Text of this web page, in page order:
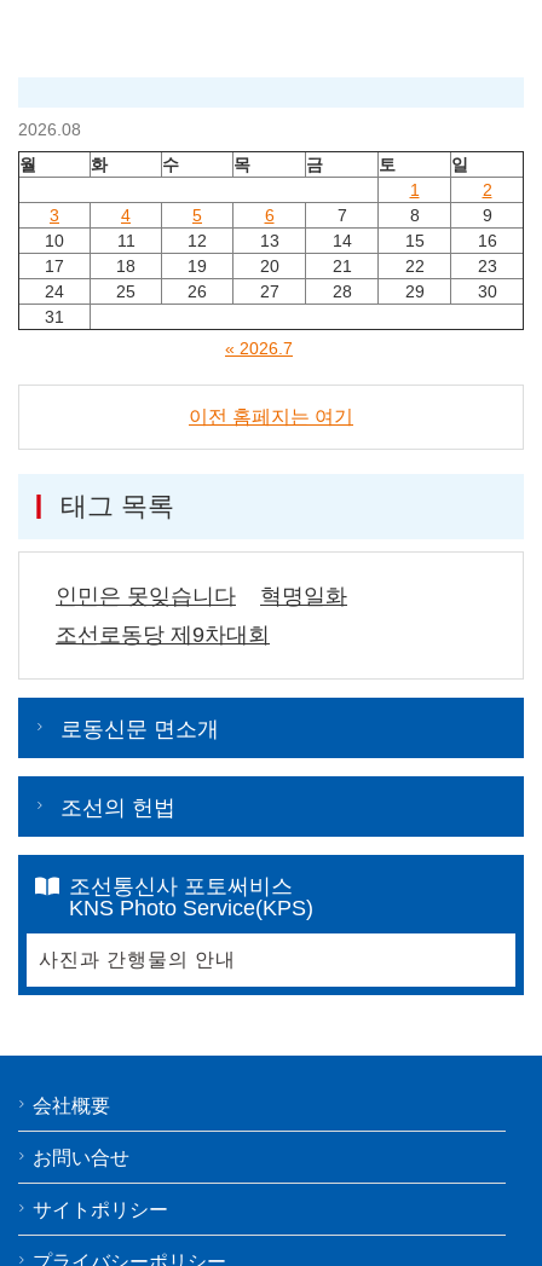
2026.08
월
화 수 목 금 토
일
1
2
3
4 5 6 7 8
9
10
11 12 13 14 15
16
17
18 19 20 21 22
23
24
25 26 27 28 29
30
31
« 2026.7
이전 홈페지는 여기
태그 목록
인민은 못잊습니다
혁명일화
조선로동당 제9차대회
로동신문 면소개
조선의 헌법
조선통신사 포토써비스
KNS Photo Service(KPS)
사진과 간행물의 안내
会社概要
お問い合せ
サイトポリシー
プライバシーポリシー